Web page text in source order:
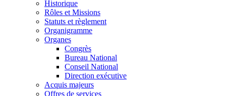
Historique
Rôles et Missions
Statuts et règlement
Organigramme
Organes
Congrès
Bureau National
Conseil National
Direction exécutive
Acquis majeurs
Offres de services